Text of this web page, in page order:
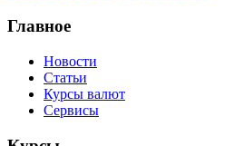
Главное
Новости
Статьи
Курсы валют
Сервисы